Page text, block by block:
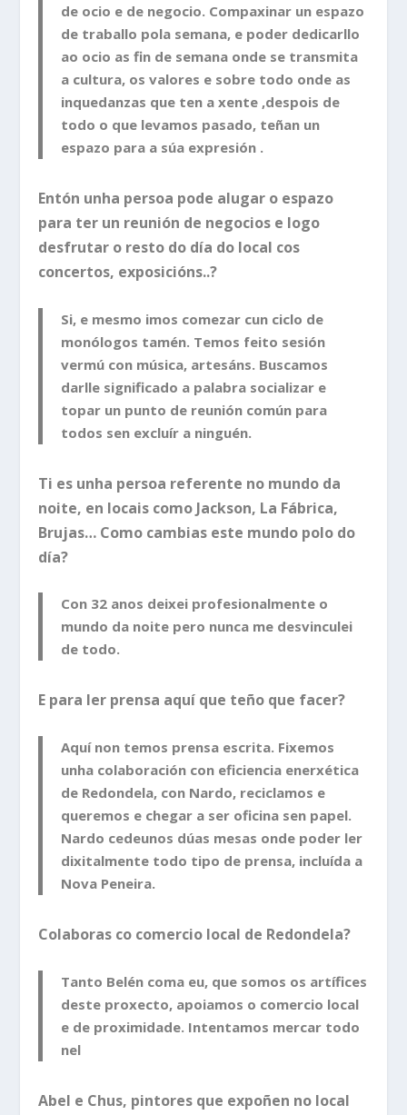
de ocio e de negocio. Compaxinar un espazo
de traballo pola semana, e poder dedicarllo
ao ocio as fin de semana onde se transmita
a cultura, os valores e sobre todo onde as
inquedanzas que ten a xente ,despois de
todo o que levamos pasado, teñan un
espazo para a súa expresión .
Entón unha persoa pode alugar o espazo
para ter un reunión de negocios e logo
desfrutar o resto do día do local cos
concertos, exposicións..?
Si, e mesmo imos comezar cun ciclo de
monólogos tamén. Temos feito sesión
vermú con música, artesáns. Buscamos
darlle significado a palabra socializar e
topar un punto de reunión común para
todos sen excluír a ninguén.
Ti es unha persoa referente no mundo da
noite, en locais como Jackson, La Fábrica,
Brujas… Como cambias este mundo polo do
día?
Con 32 anos deixei profesionalmente o
mundo da noite pero nunca me desvinculei
de todo.
E para ler prensa aquí que teño que facer?
Aquí non temos prensa escrita. Fixemos
unha colaboración con eficiencia enerxética
de Redondela, con Nardo, reciclamos e
queremos e chegar a ser oficina sen papel.
Nardo cedeunos dúas mesas onde poder ler
dixitalmente todo tipo de prensa, incluída a
Nova Peneira.
Colaboras co comercio local de Redondela?
Tanto Belén coma eu, que somos os artífices
deste proxecto, apoiamos o comercio local
e de proximidade. Intentamos mercar todo
nel
Abel e Chus, pintores que expoñen no local